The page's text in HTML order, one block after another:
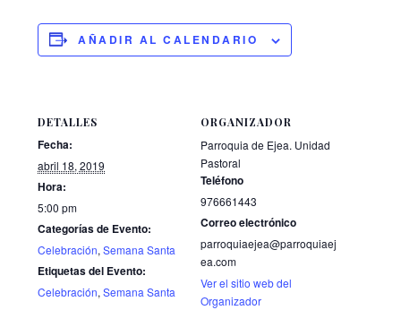
AÑADIR AL CALENDARIO
DETALLES
Fecha:
abril 18, 2019
Hora:
5:00 pm
Categorías de Evento:
Celebración,Semana Santa
Etiquetas del Evento:
Celebración,Semana Santa
ORGANIZADOR
Parroquia de Ejea. Unidad
Pastoral
Teléfono
976661443
Correo electrónico
parroquiaejea@parroquiaej
ea.com
Ver el sitio web del
Organizador